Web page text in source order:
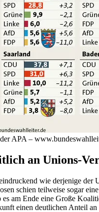
APA –
an Unions-
wie derjenige
schien teilweise sogar
am Ende eine Große
einen deutlichen Anteil